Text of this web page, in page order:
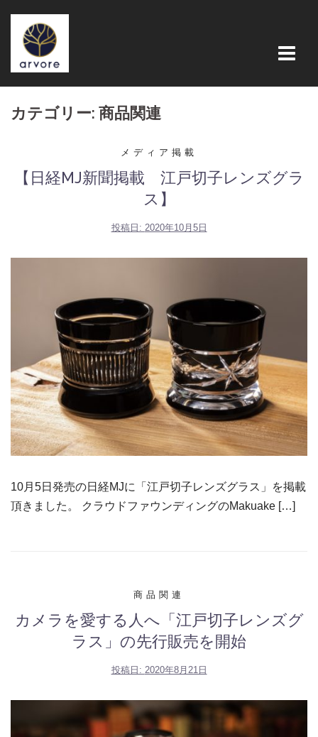
ツ
カテゴリー: 商品関連
メディア掲載
【日経MJ新聞掲載 江戸切子レンズグラ
ス】
投稿日: 2020年10月5日
10月5日発売の日経MJに「江戸切子レンズグラス」を掲載
頂きました。 クラウドファウンディングのMakuake […]
商品関連
カメラを愛する人へ「江戸切子レンズグ
ラス」の先行販売を開始
投稿日: 2020年8月21日